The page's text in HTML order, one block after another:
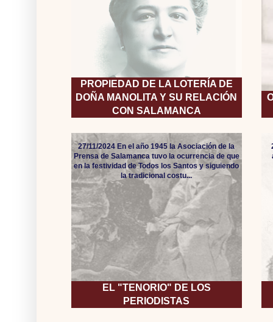
PROPIEDAD DE LA LOTERÍA DE
DOÑA MANOLITA Y SU RELACIÓN
CON SALAMANCA
EL "TENORIO" DE LOS
PERIODISTAS
27/11/2024 En el año 1945 la Asociación de la
Prensa de Salamanca tuvo la ocurrencia de que
en la festividad de Todos los Santos y siguiendo
la tradicional costu...